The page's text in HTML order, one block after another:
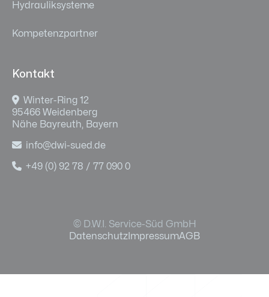
Hydrauliksysteme
Kompetenzpartner
Kontakt
 Winter-Ring 12
95466 Weidenberg
Nähe Bayreuth, Bayern
 info@dwi-sued.de
 +49 (0) 92 78 / 77 090 0
Datenschutz ImpressumAGB
© D.W.I. Service-Süd GmbH